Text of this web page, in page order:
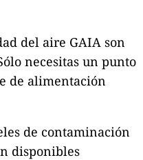
del aire GAIA son
necesitas un punto
de alimentación
de contaminación
disponibles